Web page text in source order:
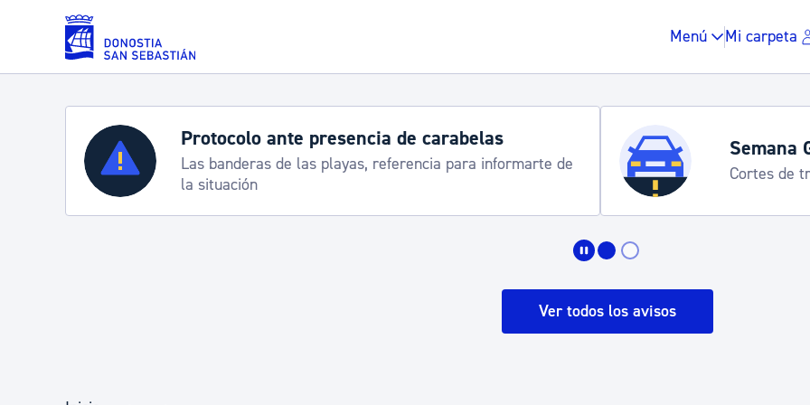
Saltar al contenido principal
Menú Mi carpeta
Servicios
Padrón y asuntos personales
Espacio público,
Grande 2026
tráfico y servicios especiales de transporte
Semana Grande 2026: programa
8-15 agosto
Ver todos los avisos